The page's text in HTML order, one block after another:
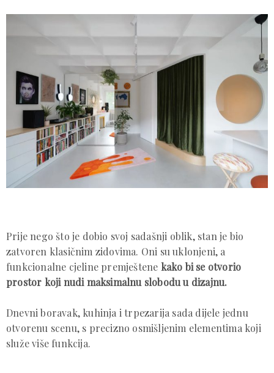
Prije nego što je dobio svoj sadašnji oblik, stan je bio
zatvoren klasičnim zidovima. Oni su uklonjeni, a
funkcionalne cjeline premještene kako bi se otvorio
prostor koji nudi maksimalnu slobodu u dizajnu.
Dnevni boravak, kuhinja i trpezarija sada dijele jednu
otvorenu scenu, s precizno osmišljenim elementima koji
služe više funkcija.